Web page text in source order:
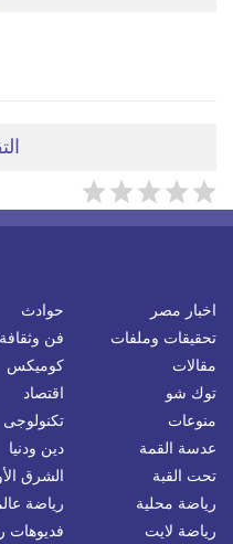
اخبار مصر حوادث
تحقيقات وملفات
فن وثقافة
مقالات
كوميكس
توك شو
اقتصاد
منوعات
تكنولوجى
عدسة القمة
دين ودنيا
تحت القبة
الشرق
رياضة محلية
رياضة
رياضة لايت
فديوهات